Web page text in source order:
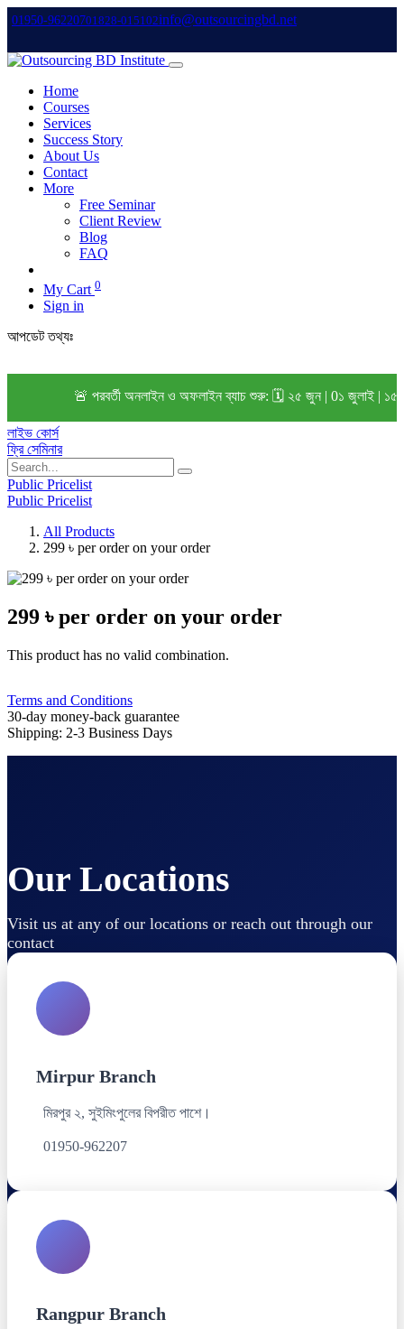
01950-96220701828-015102info@outsourcingbd.net
Home
Courses
Services
Success Story
About Us
Contact
More
Free Seminar
Client Review
Blog
FAQ
My Cart 0
Sign in
আপডেট তথ্যঃ
🚨 পরবর্তী অনলাইন ও অফলাইন ব্যাচ শুরু: 🗓️ ২৫ জুন | 0১ জুলাই | ১৫
লাইভ কোর্স
ফ্রি সেমিনার
Public Pricelist
Public Pricelist
All Products
299 ৳ per order on your order
299 ৳ per order on your order
This product has no valid combination.
Terms and Conditions
30-day money-back guarantee
Shipping: 2-3 Business Days
Our Locations
Visit us at any of our locations or reach out through our
contact
Mirpur Branch
মিরপুর ২, সুইমিংপুলের বিপরীত পাশে।
01950-962207
Rangpur Branch